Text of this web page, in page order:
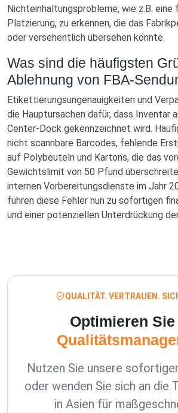
Nichteinhaltungsprobleme, wie z.B. eine
Platzierung, zu erkennen, die das
oder versehentlich übersehen könnte.
Was sind die häufigsten
Ablehnung von FBA-
Etikettierungsungenauigkeiten und
die Hauptursachen dafür, dass Inventar
Center-Dock gekennzeichnet wird.
nicht scannbare Barcodes, fehlende
auf Polybeuteln und Kartons, die das
Gewichtslimit von 50 Pfund
internen Vorbereitungsdienste im Jahr
führen diese Fehler nun zu sofortigen
und einer potenziellen Unterdrückung
QUALITÄT. VERTRAUEN.
Optimieren
Nutzen Sie unsere
oder wenden Sie sich an die
in Asien für